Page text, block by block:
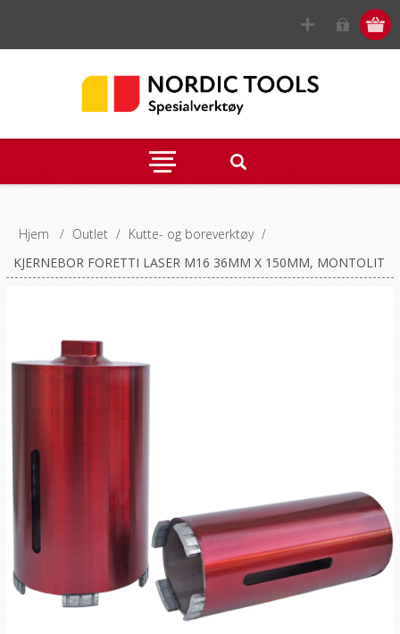
Hjem / Outlet / Kutte- og boreverktøy /
KJERNEBOR FORETTI LASER M16 36MM X 150MM, MONTOLIT